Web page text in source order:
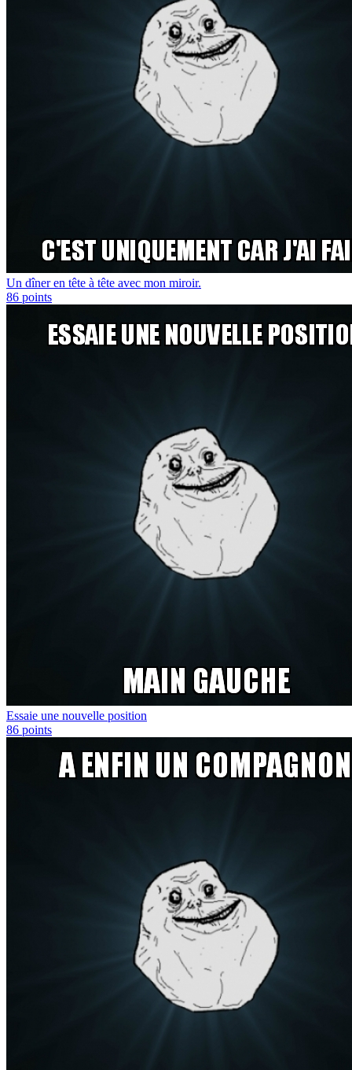
Un dîner en tête à tête avec mon miroir.
86 points
Essaie une nouvelle position
86 points